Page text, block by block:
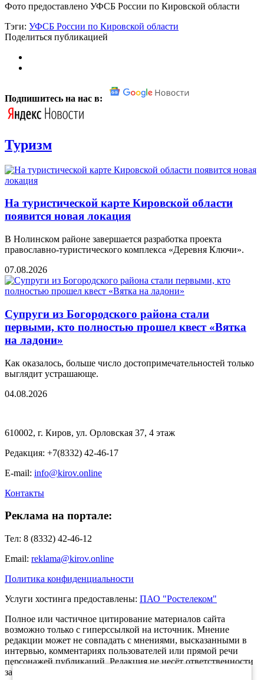
Фото предоставлено УФСБ России по Кировской области
Тэги: УФСБ России по Кировской области
Поделиться публикацией
Подпишитесь на нас в:
Туризм
На туристической карте Кировской области
появится новая локация
В Нолинском районе завершается разработка проекта
православно-туристического комплекса «Деревня Ключи».
07.08.2026
Супруги из Богородского района стали
первыми, кто полностью прошел квест «Вятка
на ладони»
Как оказалось, больше число достопримечательностей только
выглядит устрашающе.
04.08.2026
610002, г. Киров, ул. Орловская 37, 4 этаж
Редакция: +7(8332) 42-46-17
E-mail: info@kirov.online
Контакты
Реклама на портале:
Тел: 8 (8332) 42-46-12
Email: reklama@kirov.online
Политика конфиденциальности
Услуги хостинга предоставлены: ПАО "Ростелеком"
Полное или частичное цитирование материалов сайта
возможно только с гиперссылкой на источник. Мнение
редакции может не совпадать с мнениями, высказанными в
интервью, комментариях пользователей или прямой речи
персонажей публикаций. Редакция не несёт ответственности
за текст комментариев читателей.